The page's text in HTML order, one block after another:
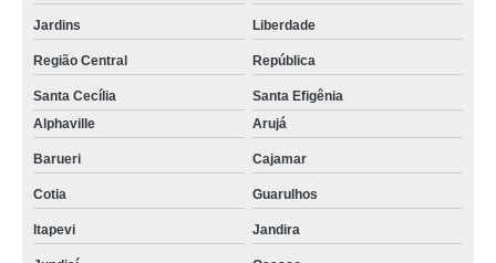
Jardins Liberdade
Região Central República
Santa Cecília
Santa Efigênia
Alphaville
Arujá
Barueri Cajamar
Cotia Guarulhos
Itapevi Jandira